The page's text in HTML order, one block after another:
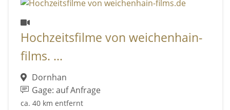
Hochzeitsfilme von weichenhain-
films. ...
Dornhan
Gage: auf Anfrage
ca. 40 km entfernt